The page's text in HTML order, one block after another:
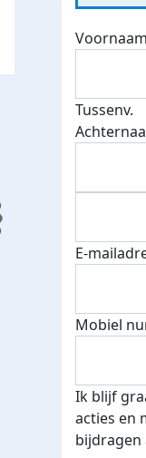
we zijn
Deel
Gedeeld
Tussenv.
E-
Mobiel
Ik blijf
acties en
bijdragen